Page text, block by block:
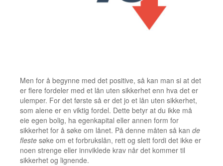
Men for å begynne med det positive, så kan man si at det
er flere fordeler med et lån uten sikkerhet enn hva det er
ulemper. For det første så er det jo et lån uten sikkerhet,
som alene er en viktig fordel. Dette betyr at du ikke må
eie egen bolig, ha egenkapital eller annen form for
sikkerhet for å søke om lånet. På denne måten så kan de
fleste søke om et forbrukslån, rett og slett fordi det ikke er
noen strenge eller innviklede krav når det kommer til
sikkerhet og lignende.